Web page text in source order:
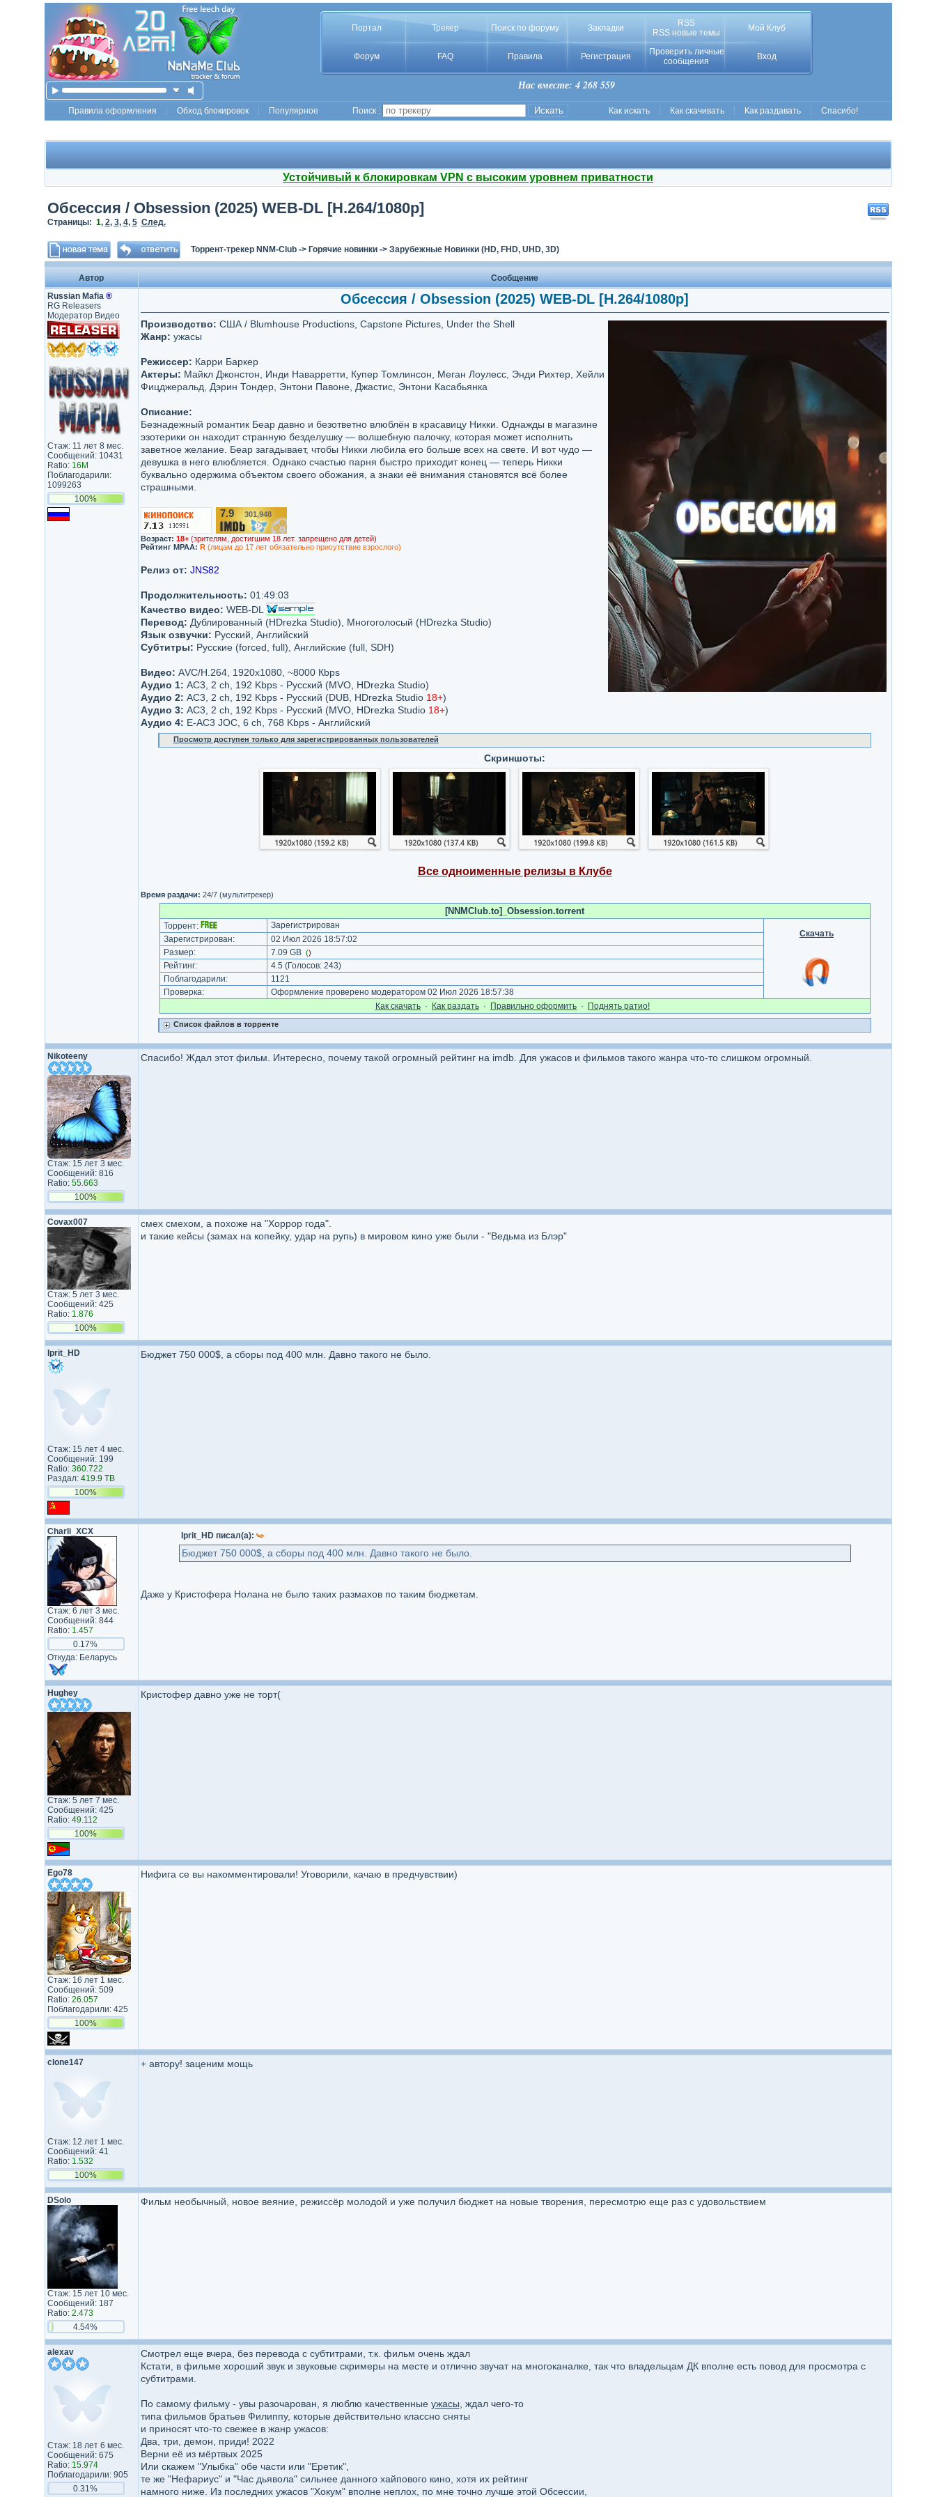
Портал Трекер Поиск по форуму Закладки
RSS
RSS новые темы
Мой Клуб
Форум FAQ Правила Регистрация
Проверить личные
сообщения
Вход
Нас вместе: 4 268 559
Правила оформления Обход блокировок Популярное Поиск : Как искать Как скачивать Как раздавать Спасибо!
Устойчивый к блокировкам VPN с высоким уровнем приватности
Обсессия / Obsession (2025) WEB-DL [H.264/1080p]
Страницы: 1, 2, 3, 4, 5 След.
Торрент-трекер NNM-Club-> Горячие новинки-> Зарубежные Новинки (HD, FHD, UHD, 3D)
Автор
Сообщение
Russian Mafia ®
RG Releasers
Модератор Видео
Стаж: 11 лет 8 мес.
Сообщений: 10431
Ratio: 16M
Поблагодарили:
1099263
100%
Обсессия / Obsession (2025) WEB-DL [H.264/1080p]
Производство: США / Blumhouse Productions, Capstone Pictures, Under the Shell
Жанр: ужасы
Режиссер: Карри Баркер
Актеры: Майкл Джонстон, Инди Наварретти, Купер Томлинсон, Меган Лоулесс, Энди Рихтер, Хейли
Фицджеральд, Дэрин Тондер, Энтони Павоне, Джастис, Энтони Касабьянка
Описание:
Безнадежный романтик Беар давно и безответно влюблён в красавицу Никки. Однажды в магазине
эзотерики он находит странную безделушку — волшебную палочку, которая может исполнить
заветное желание. Беар загадывает, чтобы Никки любила его больше всех на свете. И вот чудо —
девушка в него влюбляется. Однако счастью парня быстро приходит конец — теперь Никки
буквально одержима объектом своего обожания, а знаки её внимания становятся всё более
страшными.
7.9/10 301,948
Возраст: 18+ (зрителям, достигшим 18 лет. запрещено для детей)
Рейтинг MPAA: R(лицам до 17 лет обязательно присутствие взрослого)
Релиз от: JNS82
Продолжительность: 01:49:03
Качество видео: WEB-DL
Перевод: Дублированный (HDrezka Studio), Многоголосый (HDrezka Studio)
Язык озвучки: Русский, Английский
Субтитры: Русские (forced, full), Английские (full, SDH)
Видео: АVC/H.264, 1920x1080, ~8000 Кbps
Аудио 1: AC3, 2 ch, 192 Kbps - Русский (MVO, HDrezka Studio)
Аудио 2: AC3, 2 ch, 192 Kbps - Русский (DUB, HDrezka Studio 18+)
Аудио 3: AC3, 2 ch, 192 Kbps - Русский (MVO, HDrezka Studio 18+)
Аудио 4: E-AC3 JOC, 6 ch, 768 Kbps - Английский
Просмотр доступен только для зарегистрированных пользователей
Скриншоты:
Все одноименные релизы в Клубе
Время раздачи: 24/7 (мультитрекер)
[NNMClub.to]_Obsession.torrent
Торрент:
Зарегистрирован
Скачать
Зарегистрирован:
02 Июл 2026 18:57:02
Размер:
7.09 GB ()
Рейтинг: 4.5 (Голосов: 243)
Поблагодарили:
1121
Проверка:
Оформление проверено модератором 02 Июл 2026 18:57:38
Как cкачать · Как раздать · Правильно оформить · Поднять ратио!
Список файлов в торренте
Nikoteeny
Стаж: 15 лет 3 мес.
Сообщений: 816
Ratio: 55.663
100%
Спасибо! Ждал этот фильм. Интересно, почему такой огромный рейтинг на imdb. Для ужасов и фильмов такого жанра что-то слишком огромный.
Covax007
Стаж: 5 лет 3 мес.
Сообщений: 425
Ratio: 1.876
100%
смех смехом, а похоже на "Хоррор года".
и такие кейсы (замах на копейку, удар на рупь) в мировом кино уже были - "Ведьма из Блэр"
Iprit_HD
Стаж: 15 лет 4 мес.
Сообщений: 199
Ratio: 360.722
Раздал: 419.9 TB
100%
Бюджет 750 000$, а сборы под 400 млн. Давно такого не было.
Charli_XCX
Стаж: 6 лет 3 мес.
Сообщений: 844
Ratio: 1.457
0.17%
Откуда: Беларусь
Iprit_HD писал(а):
Бюджет 750 000$, а сборы под 400 млн. Давно такого не было.
Даже у Кристофера Нолана не было таких размахов по таким бюджетам.
Hughey
Стаж: 5 лет 7 мес.
Сообщений: 425
Ratio: 49.112
100%
Кристофер давно уже не торт(
Ego78
Стаж: 16 лет 1 мес.
Сообщений: 509
Ratio: 26.057
Поблагодарили: 425
100%
Нифига се вы накомментировали! Уговорили, качаю в предчувствии)
clone147
Стаж: 12 лет 1 мес.
Сообщений: 41
Ratio: 1.532
100%
+ автору! заценим мощь
DSolo
Стаж: 15 лет 10 мес.
Сообщений: 187
Ratio: 2.473
4.54%
Фильм необычный, новое веяние, режиссёр молодой и уже получил бюджет на новые творения, пересмотрю еще раз с удовольствием
alexav
Стаж: 18 лет 6 мес.
Сообщений: 675
Ratio: 15.974
Поблагодарили: 905
0.31%
Смотрел еще вчера, без перевода с субтитрами, т.к. фильм очень ждал
Кстати, в фильме хороший звук и звуковые скримеры на месте и отлично звучат на многоканалке, так что владельцам ДК вполне есть повод для просмотра с
субтитрами.
По самому фильму - увы разочарован, я люблю качественные ужасы , ждал чего-то
типа фильмов братьев Филиппу, которые действительно классно сняты
и приносят что-то свежее в жанр ужасов:
Два, три, демон, приди! 2022
Верни её из мёртвых 2025
Или скажем "Улыбка" обе части или "Еретик",
те же "Нефариус" и "Час дьявола" сильнее данного хайпового кино, хотя их рейтинг
намного ниже. Из последних ужасов "Хокум" вполне неплох, по мне точно лучше этой Обсессии,